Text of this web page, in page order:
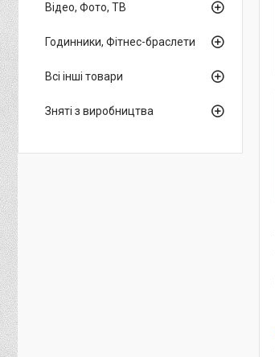
Відео, Фото, ТВ
Годинники, Фітнес-браслети
Всі інші товари
Зняті з виробництва